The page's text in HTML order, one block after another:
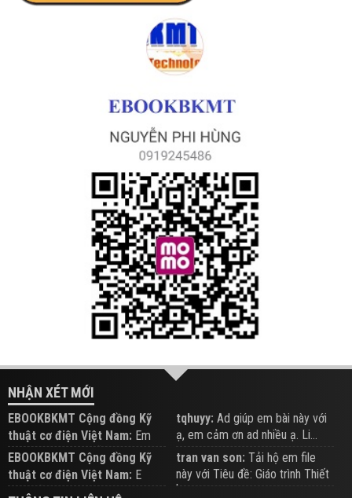
NHẬN XÉT MỚI
EBOOKBKMT Cộng đồng Kỹ
thuật cơ điện Việt Nam: Em
đăng trên Group hỗ trợ nhé
tqhuyy: Ad giúp em bài này với
ạ, em cảm ơn ad nhiều ạ. Li...
EBOOKBKMT Cộng đồng Kỹ
thuật cơ điện Việt Nam: E
xem hỗ trợ trên Group
tran van son: Tải hộ em file
này với Tiêu đề: Giáo trình Thiết
b...